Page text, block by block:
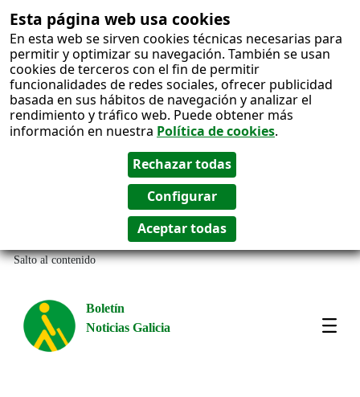
Esta página web usa cookies
En esta web se sirven cookies técnicas necesarias para
permitir y optimizar su navegación. También se usan
cookies de terceros con el fin de permitir
funcionalidades de redes sociales, ofrecer publicidad
basada en sus hábitos de navegación y analizar el
rendimiento y tráfico web. Puede obtener más
información en nuestra Política de cookies.
Salto al contenido
Boletín
Noticias Galicia